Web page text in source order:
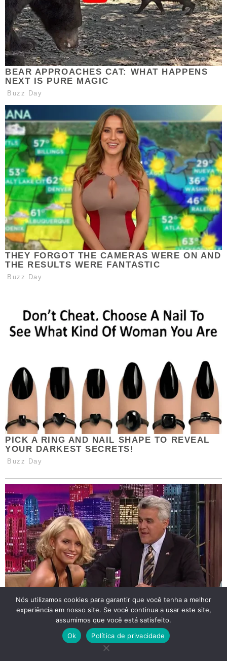
Nós utilizamos cookies para garantir que você tenha a melhor
experiência em nosso site. Se você continua a usar este site,
assumimos que você está satisfeito.
Ok
Política de privacidade